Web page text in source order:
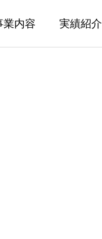
業内容 実績紹介